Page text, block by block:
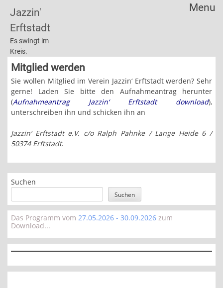
Jazzin'
Erftstadt
Es swingt im
Kreis.
Menu
Mitglied werden
Sie wollen Mitglied im Verein Jazzin‘ Erftstadt werden? Sehr
gerne! Laden Sie bitte den Aufnahmeantrag herunter
(Aufnahmeantrag Jazzin‘ Erftstadt download),
unterschreiben ihn und schicken ihn an
Jazzin‘ Erftstadt e.V. c/o Ralph Pahnke / Lange Heide 6 /
50374 Erftstadt.
Suchen
Suchen
Das Programm vom 27.05.2026 - 30.09.2026 zum
Download...